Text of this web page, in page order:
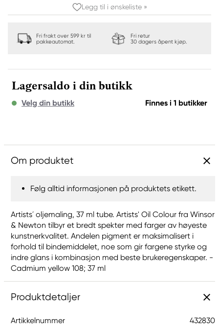
Legg til i ønskeliste »
Fri frakt over 599 kr til
pakkeautomat.
Fri retur
30 dagers åpent kjøp.
Lagersaldo i din butikk
Velg din butikk Finnes i 1 butikker
Om produktet
Følg alltid informasjonen på produktets etikett.
Artists´ oljemaling, 37 ml tube. Artists' Oil Colour fra Winsor
& Newton tilbyr et bredt spekter med farger av høyeste
kunstnerkvalitet. Andelen pigment er maksimalisert i
forhold til bindemiddelet, noe som gir fargene styrke og
indre glans i kombinasjon med beste brukeregenskaper. -
Cadmium yellow 108; 37 ml
Produktdetaljer
Artikkelnummer 432830